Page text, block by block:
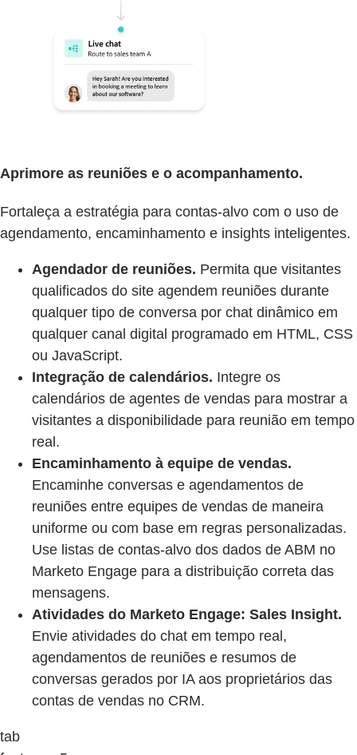
Aprimore as reuniões e o acompanhamento.
Fortaleça a estratégia para contas-alvo com o uso de
agendamento, encaminhamento e insights inteligentes.
Agendador de reuniões. Permita que visitantes
qualificados do site agendem reuniões durante
qualquer tipo de conversa por chat dinâmico em
qualquer canal digital programado em HTML, CSS
ou JavaScript.
Integração de calendários. Integre os
calendários de agentes de vendas para mostrar a
visitantes a disponibilidade para reunião em tempo
real.
Encaminhamento à equipe de vendas.
Encaminhe conversas e agendamentos de
reuniões entre equipes de vendas de maneira
uniforme ou com base em regras personalizadas.
Use listas de contas-alvo dos dados de ABM no
Marketo Engage para a distribuição correta das
mensagens.
Atividades do Marketo Engage: Sales Insight.
Envie atividades do chat em tempo real,
agendamentos de reuniões e resumos de
conversas gerados por IA aos proprietários das
contas de vendas no CRM.
tab